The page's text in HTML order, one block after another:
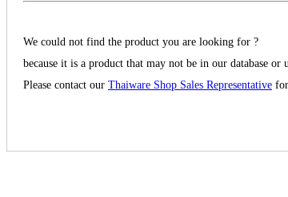
We could not find the product you are looking for ?
because it is a product that may not be in our database or
Please contact our Thaiware Shop Sales Representative